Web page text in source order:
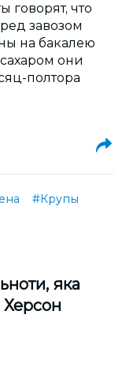
говорят, что
завозом
на бакалею
они
полтора
#Крупы
яка
Херсон